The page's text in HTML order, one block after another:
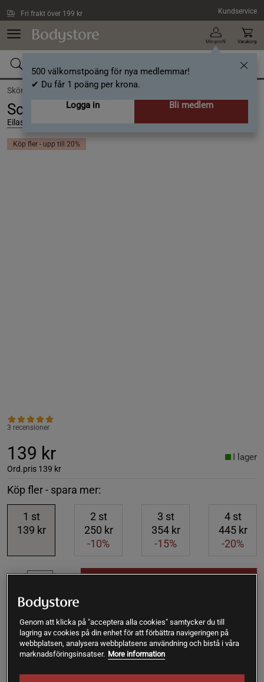
Fri frakt över 199 kr Kundservice
Min profil
500 välkomstpoäng för nya medlemmar!
✔ Du får 1 poäng per krona.
Logga in
Bli medlem
Varukorg
Skönhet /Hårvård /Schampo
Schampo Tea Tree 260 ml
Eilas
Köp fler - upp till 20%
3 recensioner
139 kr
Ord.pris 139 kr
I lager
Köp fler - spara mer:
1 st
139 kr
2 st
250 kr
-10%
3 st
354 kr
-15%
4st
445 kr
-20%
Fri frakt över 199 kr 14 dagars ångerrätt
ToweFramröstad topprecension
Genom att klicka på "acceptera alla cookies" samtycker du till
lagring av cookies på din enhet för att förbättra navigeringen på
webbplatsen, analysera webbplatsens användning och bistå i våra
marknadsföringsinsatser. More information